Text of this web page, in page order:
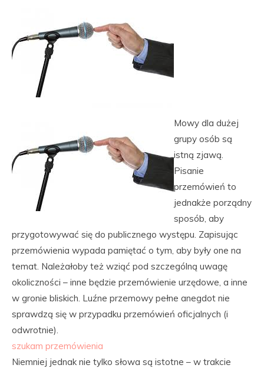
Mowy dla dużej
grupy osób są
istną zjawą.
Pisanie
przemówień to
jednakże porządny
sposób, aby
przygotowywać się do publicznego występu. Zapisując
przemówienia wypada pamiętać o tym, aby były one na
temat. Należałoby też wziąć pod szczególną uwagę
okoliczności – inne będzie przemówienie urzędowe, a inne
w gronie bliskich. Luźne przemowy pełne anegdot nie
sprawdzą się w przypadku przemówień oficjalnych (i
odwrotnie).
szukam przemówienia
Niemniej jednak nie tylko słowa są istotne – w trakcie